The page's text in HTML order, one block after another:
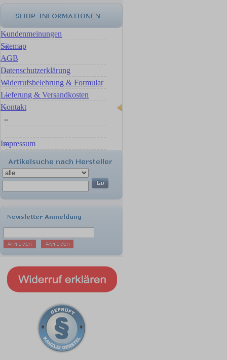
Kundenmeinungen
Sitemap
AGB
Datenschutzerklärung
Widerrufsbelehrung & Formular
Lieferung & Versandkosten
Kontakt
Impressum